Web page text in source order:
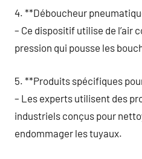
4. **Déboucheur
– Ce dispositif utilise de l’air
pression qui pousse les
5. **Produits spécifiques
– Les experts utilisent des
industriels conçus pour
endommager les tuyaux.